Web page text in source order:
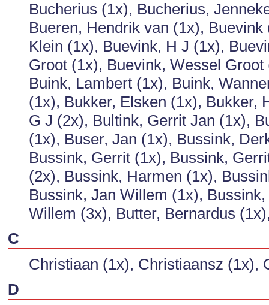
Bucherius (1x), Bucherius,
Bueren, Hendrik van (1x),
Klein (1x), Buevink, H J (1x),
Groot (1x), Buevink, Wessel
Buink, Lambert (1x), Buink,
(1x), Bukker, Elsken (1x), Bukker,
G J (2x), Bultink, Gerrit Jan (1x),
(1x), Buser, Jan (1x), Bussink,
Bussink, Gerrit (1x), Bussink,
(2x), Bussink, Harmen (1x),
Bussink, Jan Willem (1x),
Willem (3x), Butter, Bernardus
C
Christiaan (1x), Christiaansz (1x),
D